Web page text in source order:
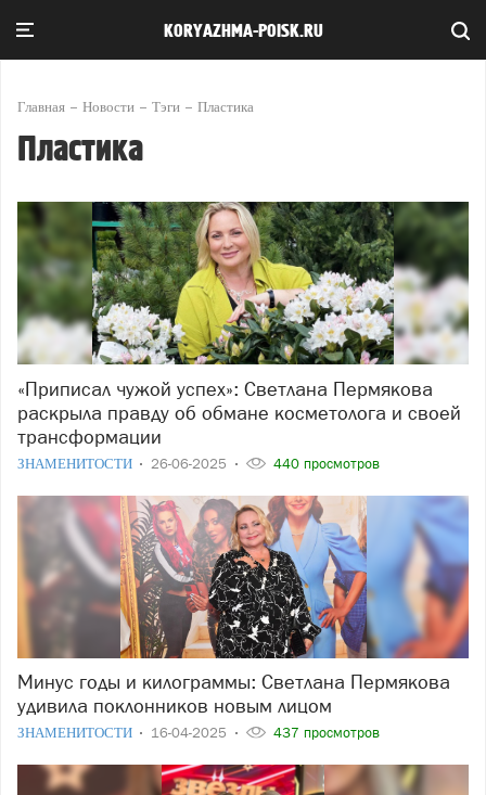
KORYAZHMA-POISK.RU
Главная Новости Тэги Пластика
Пластика
«Приписал чужой успех»: Светлана Пермякова
раскрыла правду об обмане косметолога и своей
трансформации
ЗНАМЕНИТОСТИ 26-06-2025 440 просмотров
Минус годы и килограммы: Светлана Пермякова
удивила поклонников новым лицом
ЗНАМЕНИТОСТИ 16-04-2025 437 просмотров